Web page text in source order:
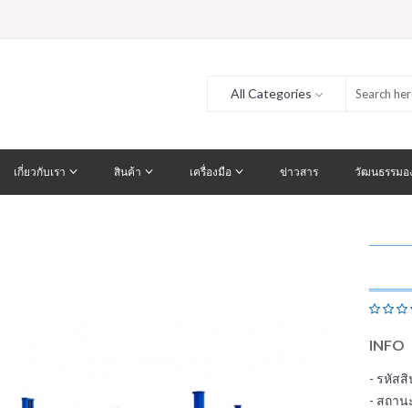
All Categories
เกี่ยวกับเรา สินค้า เครื่องมือ ข่าวสาร วัฒนธรรมอ
INFO
- รหัสสิ
- สถา